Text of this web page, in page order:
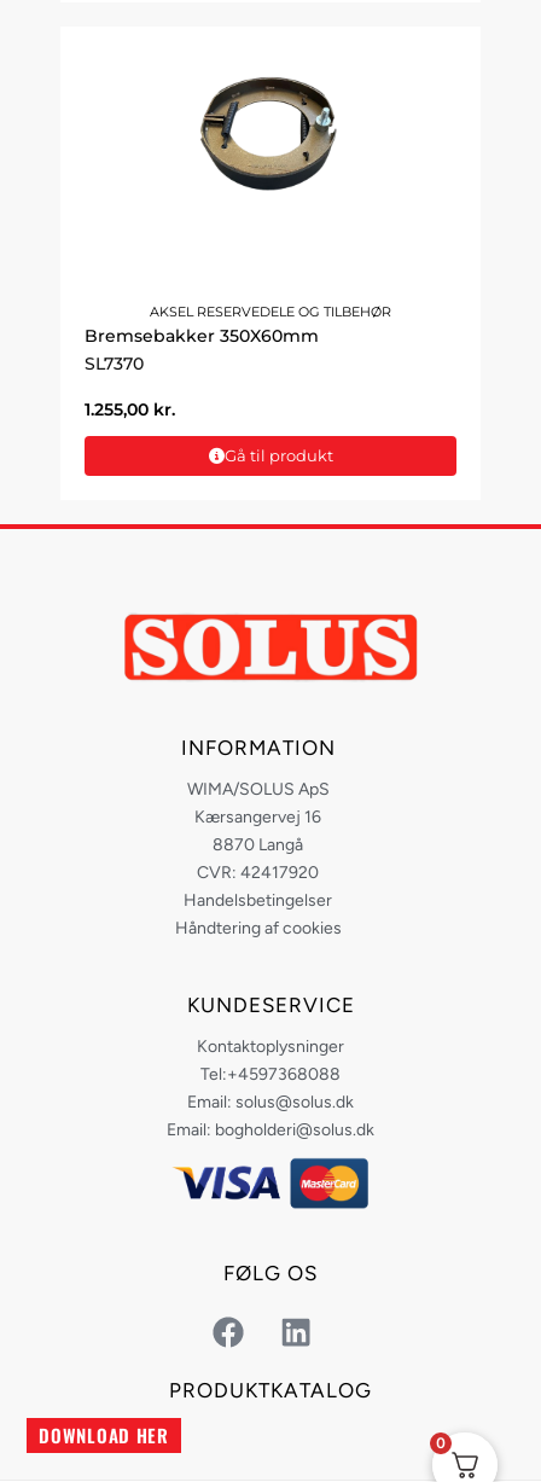
AKSEL RESERVEDELE OG TILBEHØR
Bremsebakker 350X60mm
SL7370
1.255,00 kr.
Gå til produkt
INFORMATION
WIMA/SOLUS ApS
Kærsangervej 16
8870 Langå
CVR: 42417920
Handelsbetingelser
Håndtering af cookies
KUNDESERVICE
Kontaktoplysninger
Tel:+4597368088
Email: solus@solus.dk
Email: bogholderi@solus.dk
FØLG OS
F
a
c
e
L
i
n
k
PRODUKTKATALOG
DOWNLOAD HER 0